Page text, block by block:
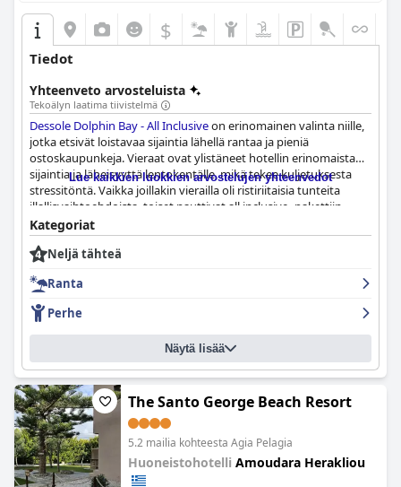
$
Tiedot
Yhteenveto arvosteluista
Tekoälyn laatima tiivistelmä
Dessole Dolphin Bay - All Inclusiveon erinomainen valinta niille,
jotka etsivät loistavaa sijaintia lähellä rantaa ja pieniä
ostoskaupunkeja. Vieraat ovat ylistäneet hotellin erinomaista
sijaintia ja läheisyyttä lentokentälle, mikä tekee kuljetuksesta
stressitöntä. Vaikka joillakin vierailla oli ristiriitaisia tunteita
illallisvaihtoehdoista, toiset nauttivat all inclusive -pakettiin
kuuluvasta tavernityylisestä ateriasta. Huoneet saattavat olla
yksinkertaisia ja joissain tapauksissa vanhanaikaisia, mutta
jotkut matkailijat pitivät oleskeluaan mukavana ja
ystävälliseksi, reagoivaksi, kohteliaaksi ja innostuneet vieraat
suosittelivat sitä lämpimästi.
ranta on monien vieraiden kohokohta suoran rannan pääsyn ja
puhtaan veden ansiosta. Kaiken kaikkiaan tämä lomakeskus on
erinomainen valinta niille, jotka etsivät rentouttavaa ja
nautinnollista lomaa.
Lue kaikkien luokkien arvostelujen yhteenvedot
Kategoriat
Neljä tähteä
Ranta
Perhe
Näytä lisää
The Santo George Beach Resort
5.2 mailia kohteesta Agia Pelagia
Huoneistohotelli Amoudara Herakliou